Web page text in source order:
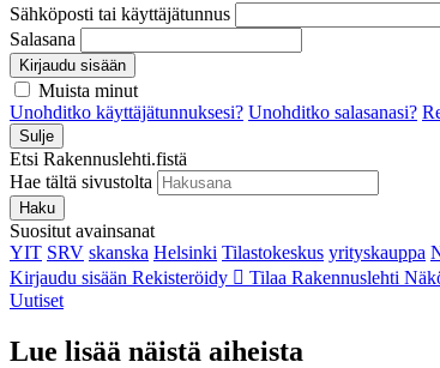
Sähköposti tai käyttäjätunnus
Salasana
Kirjaudu sisään
Muista minut
Unohditko käyttäjätunnuksesi? Unohditko salasanasi?
Sulje
Etsi Rakennuslehti.fistä
Hae tältä sivustolta
Haku
Suositut avainsanat
YIT SRV skanska Helsinki Tilastokeskus yrityskauppa
Kirjaudu sisään Rekisteröidy Tilaa Rakennuslehti
Uutiset
Lue lisää näistä aiheista